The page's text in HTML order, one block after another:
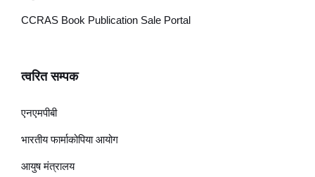
CCRAS Book Publication Sale Portal
त्वरित सम्पक
एनएमपीबी
भारतीय फार्माकोपिया आयोग
आयुष मंत्रालय